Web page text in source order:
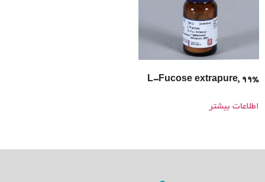
L-Fucose extrapure, 99%
اطلاعات بیشتر